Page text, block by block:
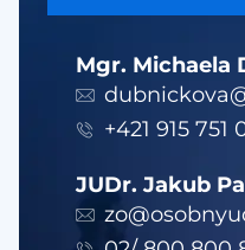
Mgr. Michaela
+421 915 751
JUDr. Jakub